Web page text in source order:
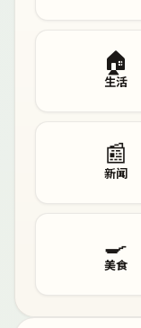
🏠
生活
📰
新闻
🍳
美食